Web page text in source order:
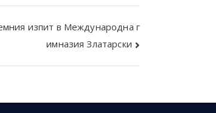
изпит в Международна г
имназия Златарски